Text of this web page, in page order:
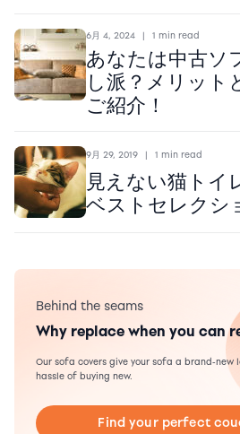
6月 4, 2024 | 1 min read
あなたは中古ソ
し派？メリット
ご紹介！
9月 29, 2019 | 1 min read
見えない猫トイ
ベストセレクシ
Behind the seams
Why replace when you can
Our sofa covers give your sofa a brand-new
hassle of buying new.
Find your perfect